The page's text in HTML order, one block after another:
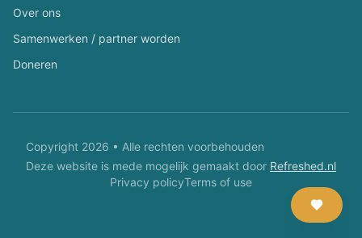
Over ons
Samenwerken / partner worden
Doneren
Copyright 2026 • Alle rechten voorbehouden
Deze website is mede mogelijk gemaakt door Refreshed.nl
Privacy policyTerms of use